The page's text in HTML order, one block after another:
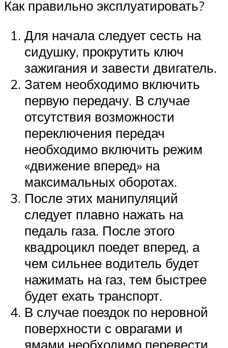
Как правильно эксплуатировать?
Для начала следует сесть на
сидушку, прокрутить ключ
зажигания и завести двигатель.
Затем необходимо включить
первую передачу. В случае
отсутствия возможности
переключения передач
необходимо включить режим
«движение вперед» на
максимальных оборотах.
После этих манипуляций
следует плавно нажать на
педаль газа. После этого
квадроцикл поедет вперед, а
чем сильнее водитель будет
нажимать на газ, тем быстрее
будет ехать транспорт.
В случае поездок по неровной
поверхности с оврагами и
ямами необходимо перевести